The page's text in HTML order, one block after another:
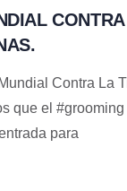
Contra La
que el
para